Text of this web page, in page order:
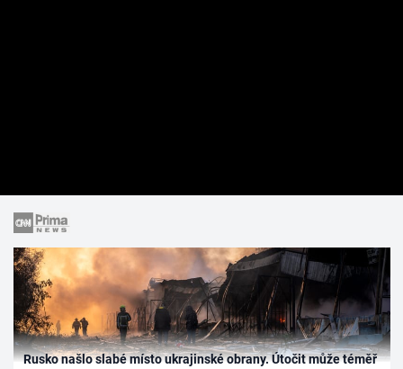
Rusko našlo slabé místo ukrajinské obrany. Útočit může téměř